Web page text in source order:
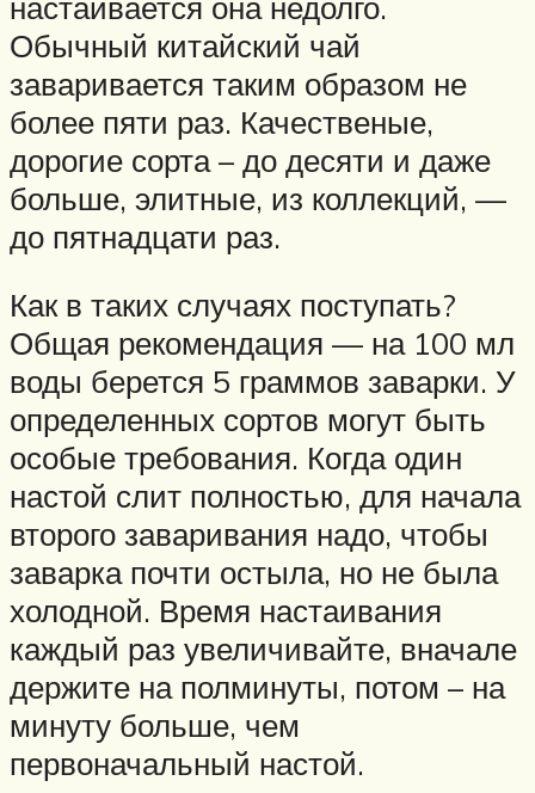
Обычный китайский чай
заваривается таким образом не
более пяти раз. Качественые,
дорогие сорта – до десяти и даже
больше, элитные, из коллекций, —
до пятнадцати раз.
Как в таких случаях поступать?
Общая рекомендация — на 100 мл
воды берется 5 граммов заварки. У
определенных сортов могут быть
особые требования. Когда один
настой слит полностью, для начала
второго заваривания надо, чтобы
заварка почти остыла, но не была
холодной. Время настаивания
каждый раз увеличивайте, вначале
держите на полминуты, потом – на
минуту больше, чем
первоначальный настой.